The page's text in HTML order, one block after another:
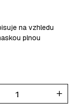
na vzhledu
plnou